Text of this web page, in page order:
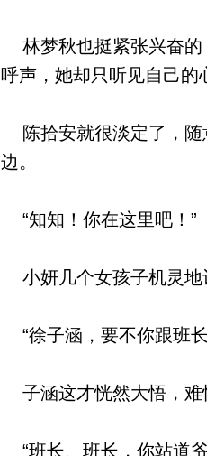
林梦秋也挺紧张兴奋的
呼声，她却只听见自己的
陈拾安就很淡定了，随
边。
“知知！你在这里吧！”
小妍几个女孩子机灵地
“徐子涵，要不你跟班
子涵这才恍然大悟，难
“班长、班长，你站道